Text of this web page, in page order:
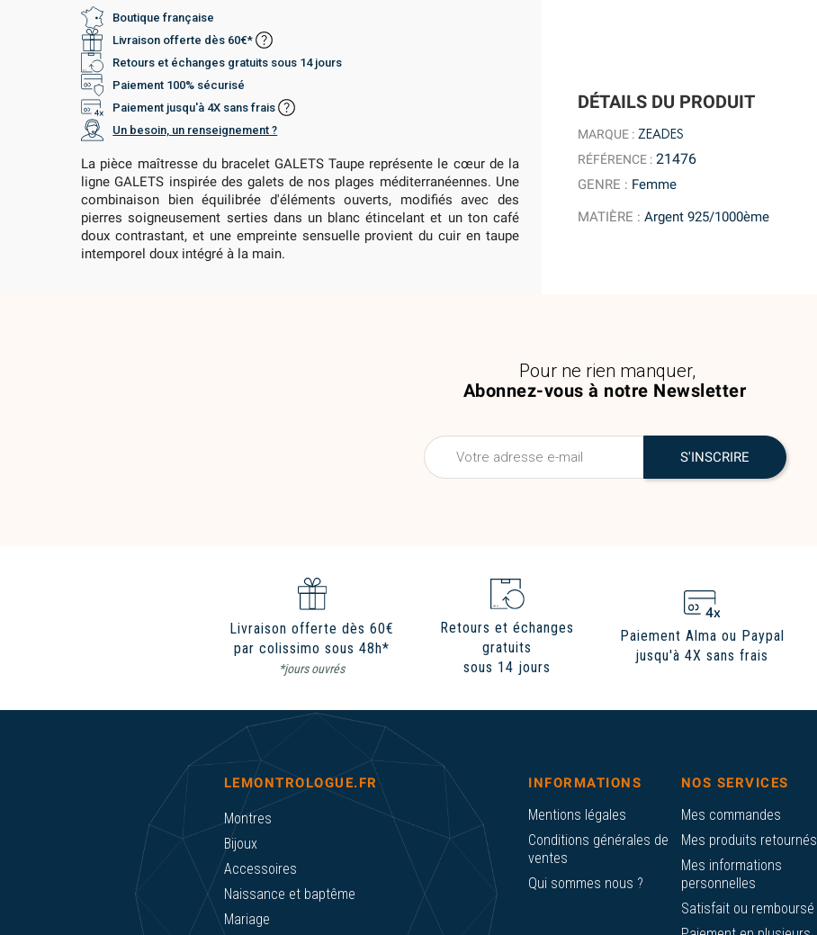
DÉTAILS DU PRODUIT
MARQUE : ZEADES
RÉFÉRENCE : 21476
GENRE : Femme
MATIÈRE : Argent 925/1000ème
Boutique française
Livraison offerte dès 60€*
Retours et échanges gratuits sous 14 jours
Paiement 100% sécurisé
Paiement jusqu'à 4X sans frais
Un besoin, un renseignement ?
La pièce maîtresse du bracelet GALETS Taupe représente le cœur de la
ligne GALETS inspirée des galets de nos plages méditerranéennes. Une
combinaison bien équilibrée d'éléments ouverts, modifiés avec des
pierres soigneusement serties dans un blanc étincelant et un ton café
doux contrastant, et une empreinte sensuelle provient du cuir en taupe
intemporel doux intégré à la main.
Abonnez-vous à notre Newsletter
Pour ne rien manquer,
Livraison offerte dès 60€
par colissimo sous 48h*
*jours ouvrés
Retours et échanges
gratuits
sous 14 jours
Paiement Alma ou Paypal
jusqu'à 4X sans frais
LEMONTROLOGUE.FR
Montres
Bijoux
Accessoires
Naissance et baptême
Mariage
INFORMATIONS
Mentions légales
Conditions générales de
ventes
Qui sommes nous ?
NOS SERVICES
Mes commandes
Mes produits retournés
Mes informations
personnelles
Satisfait ou remboursé